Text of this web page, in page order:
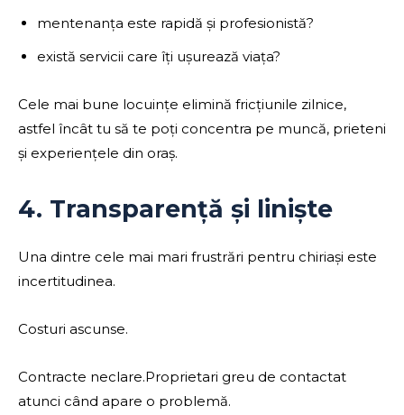
mentenanța este rapidă și profesionistă?
există servicii care îți ușurează viața?
Cele mai bune locuințe elimină fricțiunile zilnice,
astfel încât tu să te poți concentra pe muncă, prieteni
și experiențele din oraș.
4. Transparență și liniște
Una dintre cele mai mari frustrări pentru chiriași este
incertitudinea.
Costuri ascunse.
Contracte neclare.Proprietari greu de contactat
atunci când apare o problemă.